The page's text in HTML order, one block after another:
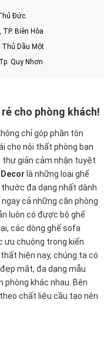
Đức.
Biên Hòa
Thủ Dầu Một
Quy Nhơn
cho phòng khách!
chỉ góp phần tôn
cho nội thất phòng bạn
thư giản cảm nhận tuyệt
Decor là những loại ghế
đa dạng nhất dành
cả những căn phòng
luôn có được bộ ghế
các dòng ghế sofa
ưu chuộng trong kiến
hiện nay, chúng ta có
mắt, đa dạng mẫu
phòng khác nhau. Bên
chất liệu cầu tạo nên